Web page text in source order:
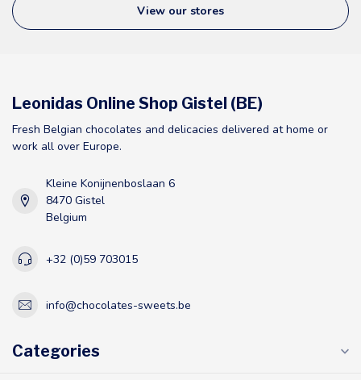
View our stores
Leonidas Online Shop Gistel (BE)
Fresh Belgian chocolates and delicacies delivered at home or
work all over Europe.
Kleine Konijnenboslaan 6
8470 Gistel
Belgium
+32 (0)59 703015
info@chocolates-sweets.be
Categories